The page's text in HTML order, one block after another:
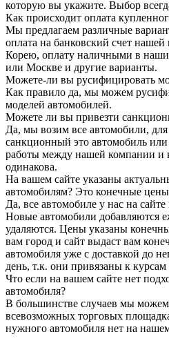
которую вы укажите. Выбор
Как происходит оплата
Мы предлагаем различные
оплата на банковский счет
Корею, оплату наличными в
или Москве и другие варианты.
Можете-ли вы русифицировать
Как правило да, мы можем
моделей автомобилей.
Можете ли вы привезти
Да, мы возим все автомобили, для
санкционный это автомобиль или
работы между нашей компании и
одинакова.
На вашем сайте указаны
автомобилям? Это конечные
Да, все автомобиле у нас на
Новые автомобили добавляются
удаляются. Цены указаны
вам город и сайт выдаст вам
автомобиля уже с доставкой до
день, т.к. они привязаны к курсам
Что если на вашем сайте нет
автомобиля?
В большинстве случаев мы
всевозможных торговых
нужного автомобиля нет на